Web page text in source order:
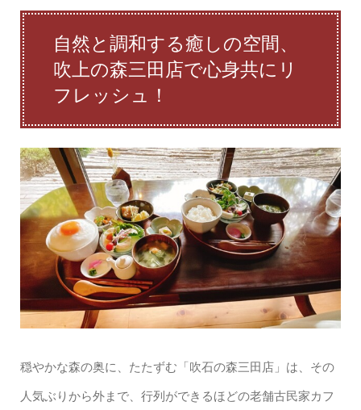
自然と調和する癒しの空間、
吹上の森三田店で心身共にリ
フレッシュ！
穏やかな森の奥に、たたずむ「吹石の森三田店」は、その
人気ぶりから外まで、行列ができるほどの老舗古民家カフ